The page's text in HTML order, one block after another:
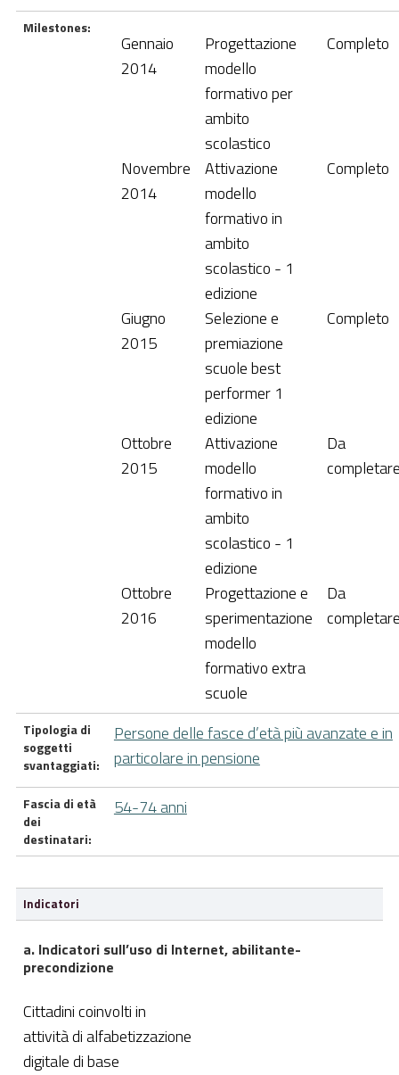
Milestones:
Gennaio
2014
Progettazione
modello
formativo per
ambito
scolastico
Completo
Novembre
2014
Attivazione
modello
formativo in
ambito
scolastico - 1
edizione
Completo
Giugno
2015
Selezione e
premiazione
scuole best
performer 1
edizione
Completo
Ottobre
2015
Attivazione
modello
formativo in
ambito
scolastico - 1
edizione
Da
Ottobre
2016
Progettazione e
sperimentazione
modello
formativo extra
scuole
Da
Tipologia di
soggetti
svantaggiati:
Persone delle fasce d’età più avanzate e in
particolare in pensione
Fascia di età
dei
destinatari:
54-74 anni
Indicatori
a. Indicatori sull’uso di Internet, abilitante-
precondizione
Cittadini coinvolti in
attività di alfabetizzazione
digitale di base